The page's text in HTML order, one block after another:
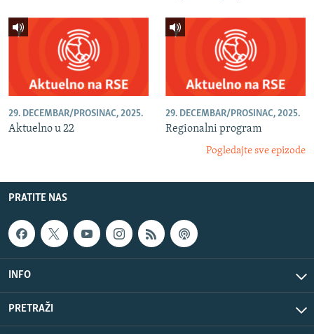
29. DECEMBAR/PROSINAC, 2025.
Aktuelno u 22
29. DECEMBAR/PROSINAC, 2025.
Regionalni program
Pogledajte sve epizode
PRATITE NAS
INFO
PRETRAŽI